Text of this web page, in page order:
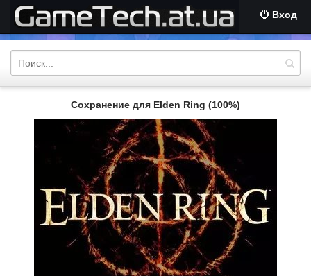
Вход
Сохранение для Elden Ring (100%)